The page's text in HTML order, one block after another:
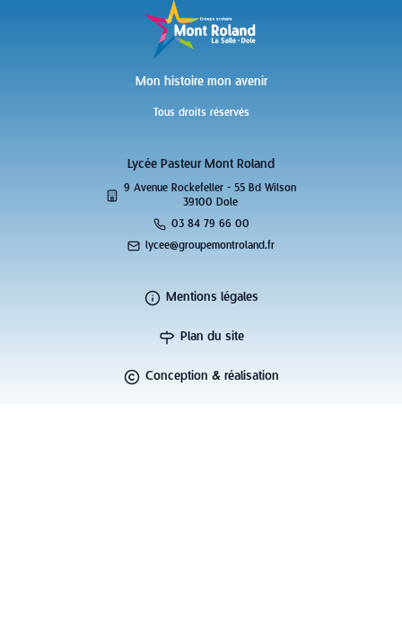
Mon histoire mon avenir
Tous droits réservés
Lycée Pasteur Mont Roland
9 Avenue Rockefeller - 55 Bd Wilson
39100 Dole
03 84 79 66 00
lycee@groupemontroland.fr
Mentions légales
Plan du site
Conception & réalisation